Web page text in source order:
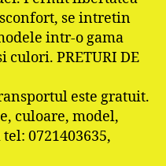
se intretin
intr-o gama
PRETURI DE
este gratuit.
culoare, model,
0721403635,